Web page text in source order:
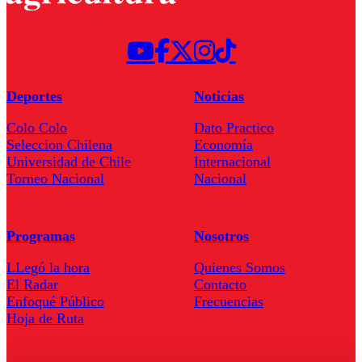
Deportes
Colo Colo
Seleccion Chilena
Universidad de Chile
Torneo Nacional
Noticias
Dato Practico
Economía
Internacional
Nacional
Programas
LLegó la hora
El Radar
Enfoqué Público
Hoja de Ruta
Nosotros
Quienes Somos
Contacto
Frecuencias